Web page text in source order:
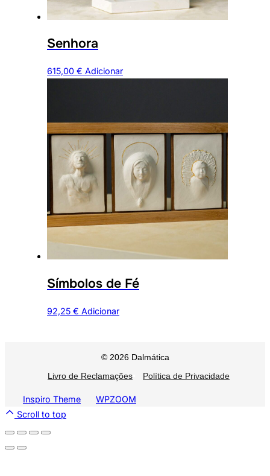
Senhora
615,00 € Adicionar
Símbolos de Fé
92,25 € Adicionar
© 2026 Dalmática
Livro de Reclamações
Política de Privacidade
Inspiro Theme
WPZOOM
Scroll to top